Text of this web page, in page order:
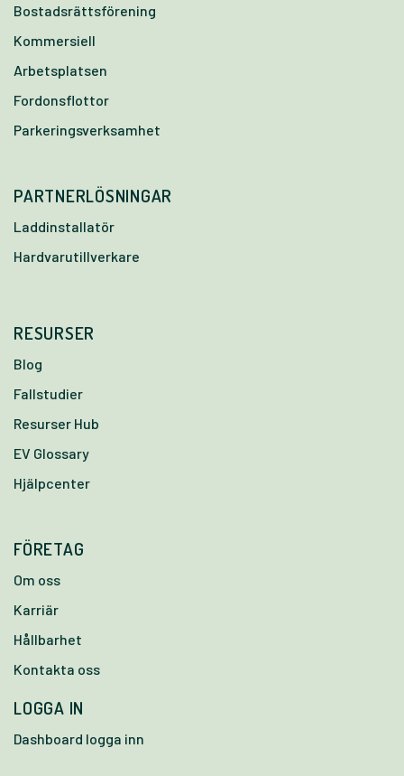
Bostadsrättsförening
Kommersiell
Arbetsplatsen
Fordonsflottor
Parkeringsverksamhet
PARTNERLÖSNINGAR
Laddinstallatör
Hardvarutillverkare
RESURSER
Blog
Fallstudier
Resurser Hub
EV Glossary
Hjälpcenter
FÖRETAG
Om oss
Karriär
Hållbarhet
Kontakta oss
LOGGA IN
Dashboard logga inn